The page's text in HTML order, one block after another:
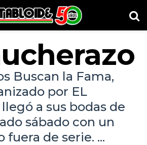
Buscan la Fama,
por EL
a sus bodas de
sábado con un
fuera de serie. ...